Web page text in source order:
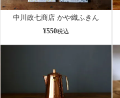
中川政七商店 かや織ふきん
¥550税込